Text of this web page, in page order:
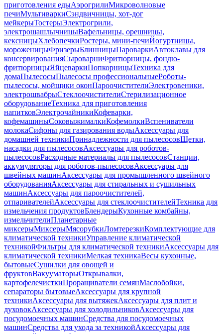
приготовления едыАэрогрилиМикроволновые
печиМультиваркиСэндвичницы, хот-дог
мейкерыТостерыЭлектрогрили,
электрошашлычницыВафельницы, орешницы,
кексницыХлебопечкиРостеры, мини-печиЙогуртницы,
мороженицыФризерыБлинницыПароваркиАвтоклавы для
консервированияСыроварниФритюрницы, фондю-
фритюрницыЯйцеваркиПопкорницыТехника для
домаПылесосыПылесосы профессиональныеРоботы-
пылесосы, мойщики оконПароочистителиЭлектровеники,
электрошвабрыСтеклоочистителиСтерилизационное
оборудованиеТехника для приготовления
напитковЭлектрочайникиКофеварки,
кофемашиныСоковыжималкиКофемолкиВспениватели
молокаСифоны для газирования водыАксессуары для
домашней техникиПринадлежности для пылесосовЩетки,
насадки для пылесосовАксессуары для роботов-
пылесосовРасходные материалы для пылесосовСтанции,
аккумуляторы для роботов-пылесосовАксессуары для
швейных машинАксессуары для промышленного швейного
оборудованияАксессуары для стиральных и сушильных
машинАксессуары для пароочистителей,
отпаривателейАксессуары для стеклоочистителейТехника для
измельчения продуктовБлендерыКухонные комбайны,
измельчителиПланетарные
миксерыМиксерыМясорубкиЛомтерезкиКомплектующие для
климатической техникиУправление климатической
техникойФильтры для климатической техникиАксессуары для
климатической техникиМелкая техникаВесы кухонные,
бытовыеСушилки для овощей и
фруктовВакууматорыОткрывалки,
картофелечисткиПроращиватели семянМаслобойки,
сепараторы бытовыеАксессуары для крупной
техникиАксессуары для вытяжекАксессуары для плит и
духовокАксессуары для холодильниковАксессуары для
посудомоечных машинСредства для посудомоечных
машинСредства для ухода за техникойАксессуары для